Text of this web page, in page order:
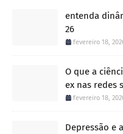
entenda
26
fevereiro 18,
O que a
ex nas redes
fevereiro 18,
Depressão e